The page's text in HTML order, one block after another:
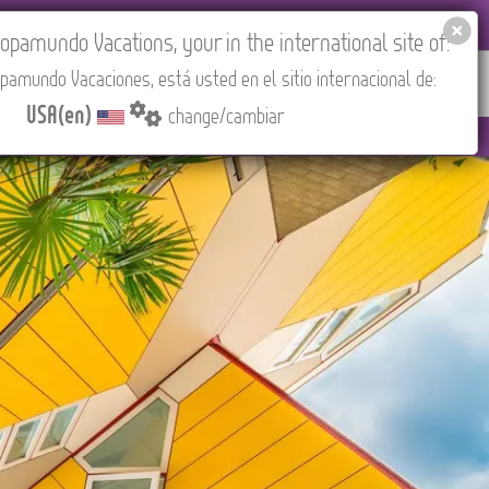
ABOUT US CONTACT Find your Tour
Vacations, your in the international site of:
Vacaciones, está usted en el sitio internacional de:
USA(en) change/cambiar